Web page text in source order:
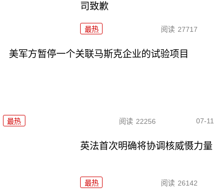
司致歉
最热 阅读 27717
美军方暂停一个关联马斯克企业的试验项目
最热 阅读 22256 07-11
英法首次明确将协调核威慑力量
最热 阅读 26142